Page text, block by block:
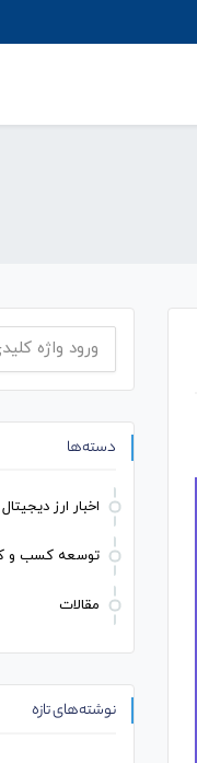
جستجو
دسته‌ها
اخبار ارز دیجیتال
توسعه کسب و
مقالات
نوشته‌های تازه